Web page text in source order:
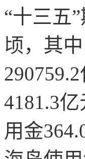
“十三五
顷，其
4181.3
用金